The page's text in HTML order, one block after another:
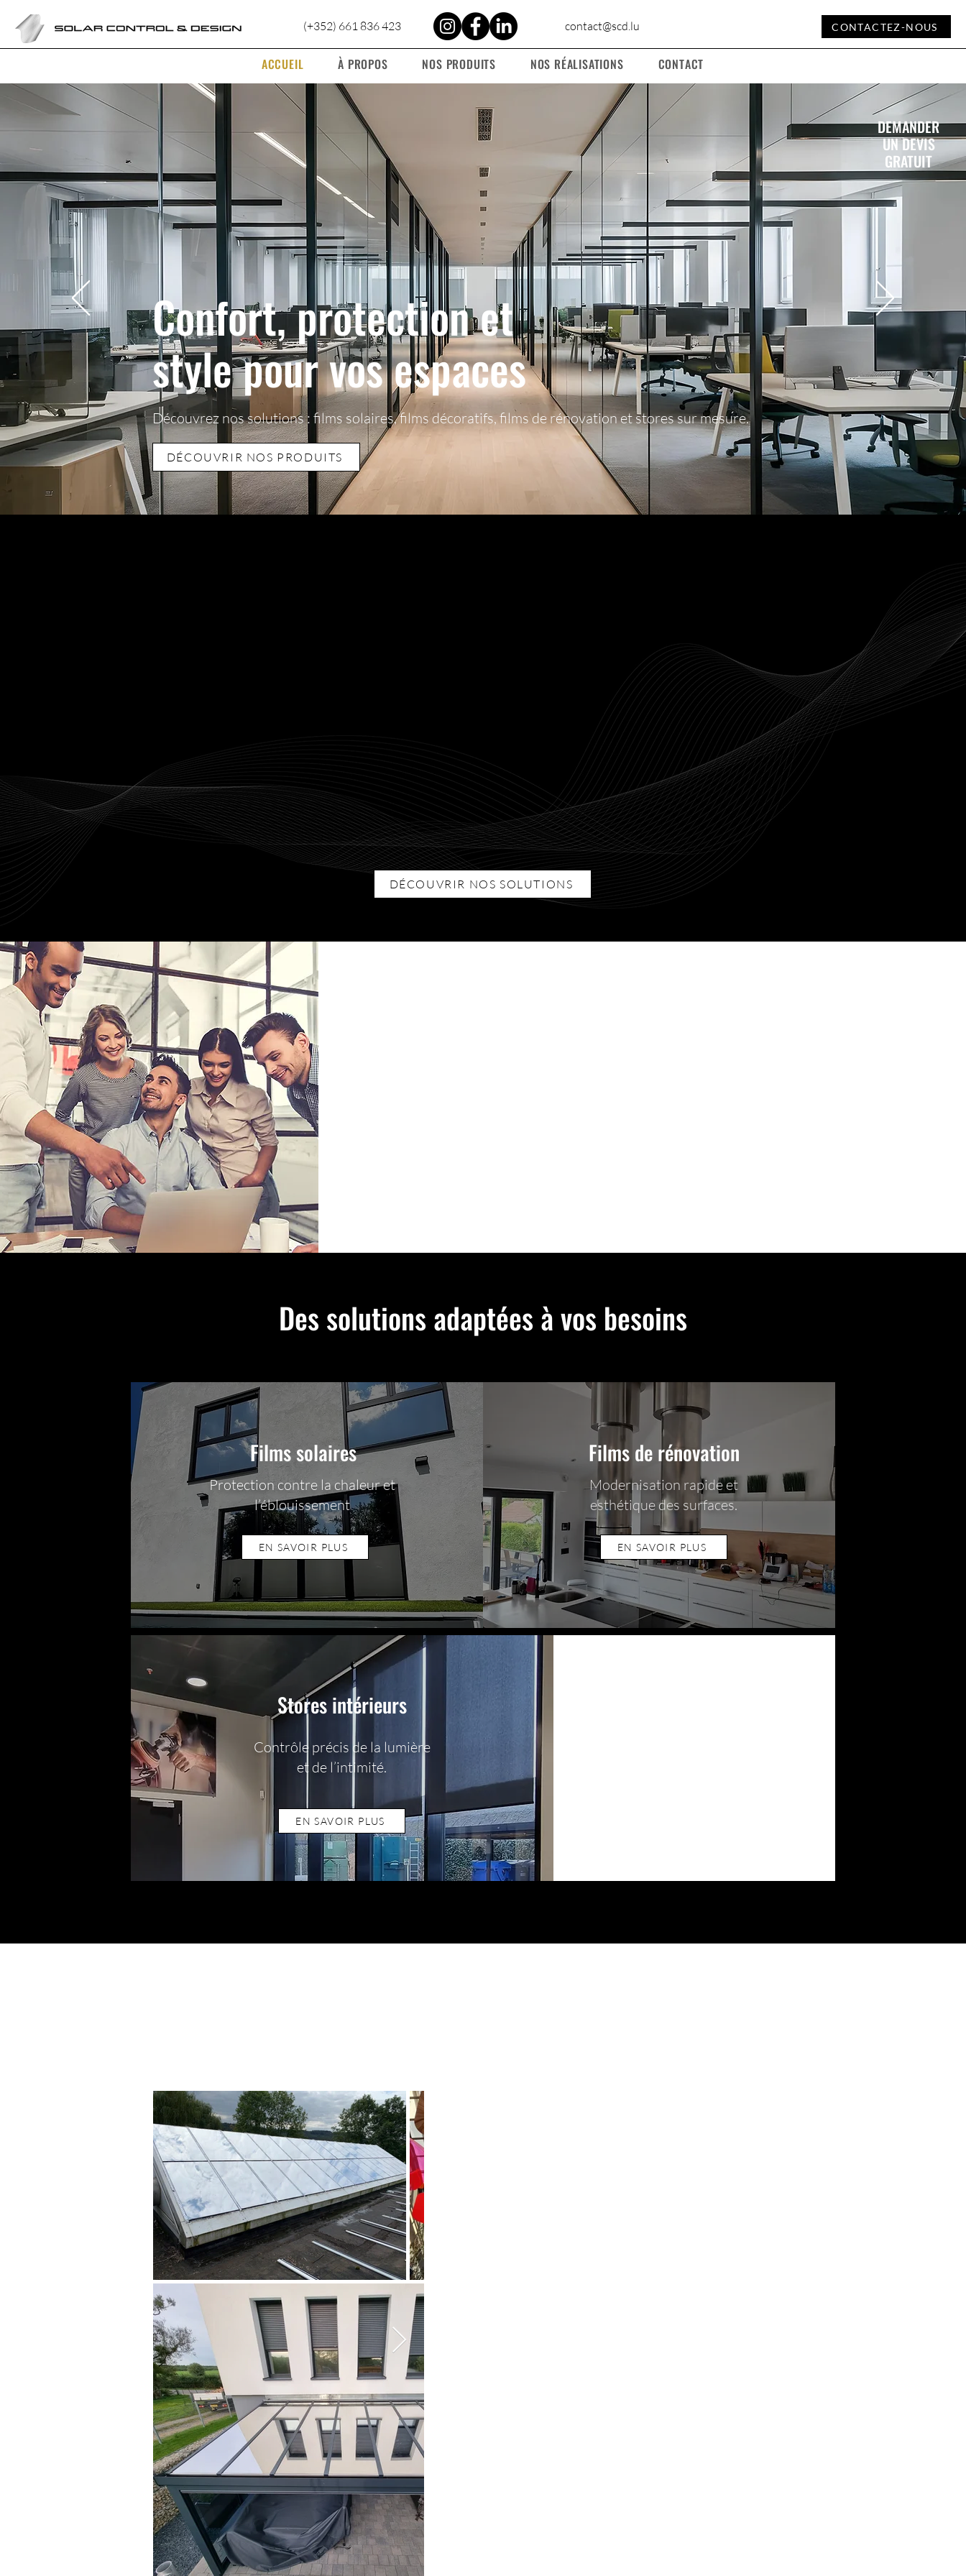
CONTACTEZ-NOUS
(+352) 661 836 423 contact@scd.lu
ACCUEIL À PROPOS NOS PRODUITS NOS RÉALISATIONS CONTACT
DEMANDER
UN DEVIS
GRATUIT
Confort, protection et
style pour vos espaces
Découvrez nos solutions : films solaires, films décoratifs, films de rénovation et stores sur mesure.
DÉCOUVRIR NOS PRODUITS
Solar Control & Design combine expertise technique, service personnalisé, et solutions innovantes pour répondre à vos besoins.
Nos produits allient qualité, esthétisme et performance pour améliorer vos espaces.
Qualité Service client
DÉCOUVRIR NOS SOLUTIONS
Des solutions adaptées à vos besoins
Films solaires
Protection contre la chaleur et
l’éblouissement
EN SAVOIR PLUS
Films de rénovation
Modernisation rapide et
esthétique des surfaces.
EN SAVOIR PLUS
Stores intérieurs
Contrôle précis de la lumière
et de l’intimité.
EN SAVOIR PLUS